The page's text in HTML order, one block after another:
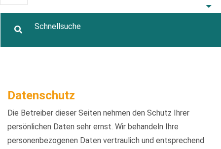
Datenschutz
Die Betreiber dieser Seiten nehmen den Schutz Ihrer
persönlichen Daten sehr ernst. Wir behandeln Ihre
personenbezogenen Daten vertraulich und entsprechend